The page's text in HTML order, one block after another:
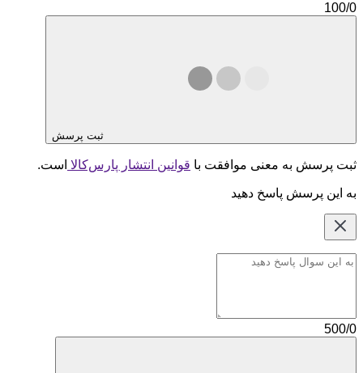
100/0
ثبت پرسش
ثبت پرسش به معنی موافقت با قوانین انتشار پارس‌کالا است.
به این پرسش پاسخ دهید
500/0